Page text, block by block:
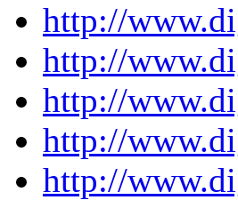
http://
http://
http://
http://
http://